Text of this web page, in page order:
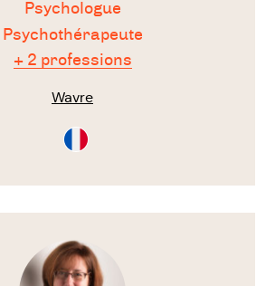
Psychologue
Psychothérapeute
+ 2 professions
Wavre
Consultation
en